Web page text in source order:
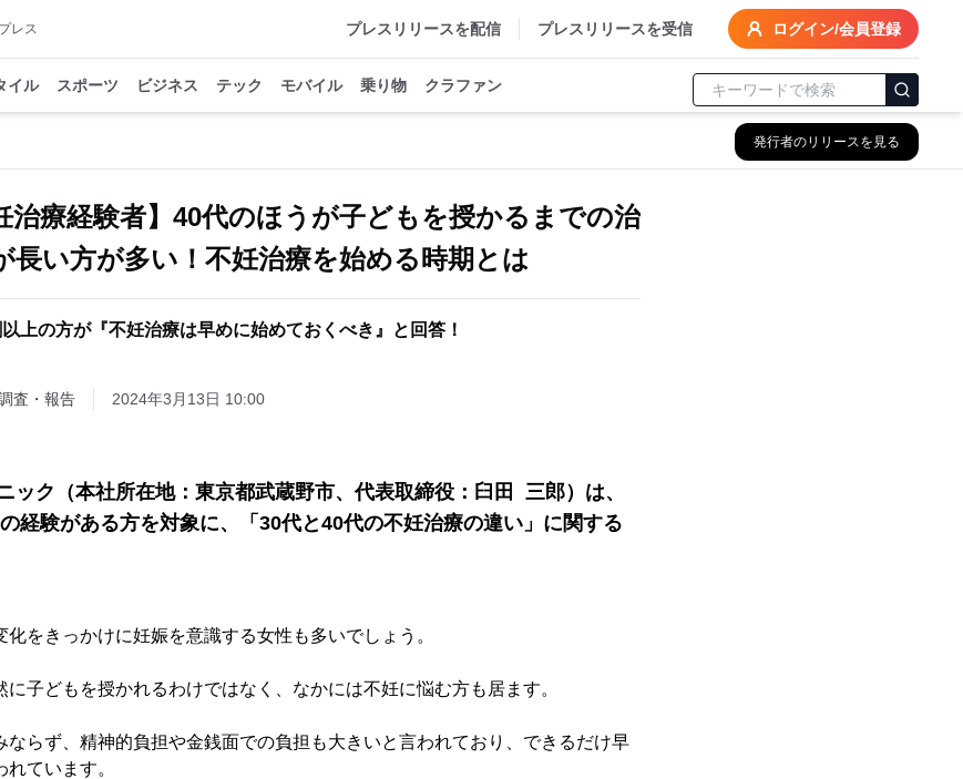
レス プレスリリースを配信 プレスリリースを受信 ログイン/会員登録
イル スポーツ ビジネス テック モバイル 乗り物 クラファン
発行者のリリースを見る
治療経験者】40代のほうが子どもを授かるまでの治
長い方が多い！不妊治療を始める時期とは
上の方が『不妊治療は早めに始めておくべき』と回答！
査・報告 2024年3月13日 10:00
ック（本社所在地：東京都武蔵野市、代表取締役：臼田 三郎）は、
経験がある方を対象に、「30代と40代の不妊治療の違い」に関する
をきっかけに妊娠を意識する女性も多いでしょう。
に子どもを授かれるわけではなく、なかには不妊に悩む方も居ます。
ならず、精神的負担や金銭面での負担も大きいと言われており、できるだけ早
ています。